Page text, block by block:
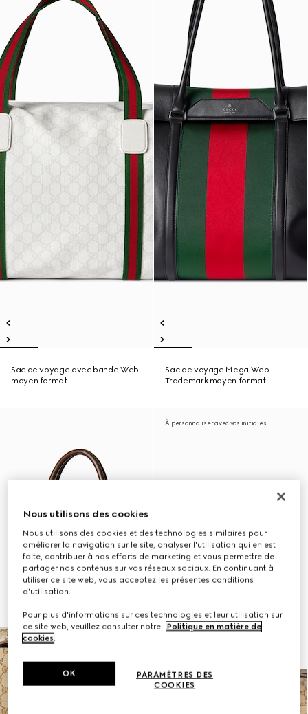
Sac de voyage avec bande Web
moyen format
Sac de voyage Mega Web
Trademark moyen format
À personnaliser avec vos initiales
Nous utilisons des cookies
Nous utilisons des cookies et des technologies similaires pour
améliorer la navigation sur le site, analyser l'utilisation qui en est
faite, contribuer à nos efforts de marketing et vous permettre de
partager nos contenus sur vos réseaux sociaux. En continuant à
utiliser ce site web, vous acceptez les présentes conditions
d'utilisation.
Pour plus d'informations sur ces technologies et leur utilisation sur
ce site web, veuillez consulter notre
Politique en matière de
cookies.
PARAMÈTRES DES
COOKIES
OK